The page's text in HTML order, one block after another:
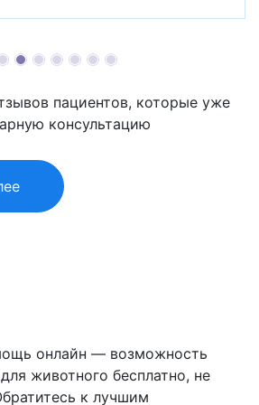
Красные белки,
слезятся. Иногда
пациентов, которые уже
консультацию
онлайн — возможность
животного бесплатно, не
к лучшим